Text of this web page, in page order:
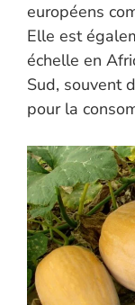
européens
Elle est
échelle en
Sud, souvent
pour la